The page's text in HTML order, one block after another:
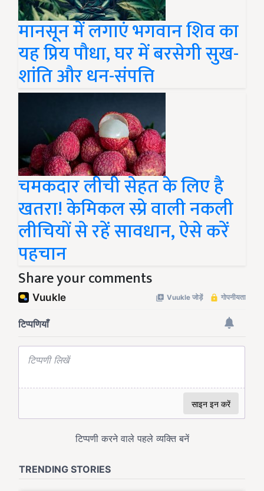
मानसून में लगाएं भगवान शिव का
यह प्रिय पौधा, घर में बरसेगी सुख-
शांति और धन-संपत्ति
चमकदार लीची सेहत के लिए है
खतरा! केमिकल स्प्रे वाली नकली
लीचियों से रहें सावधान, ऐसे करें
पहचान
Share your comments